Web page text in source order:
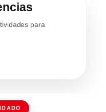
para